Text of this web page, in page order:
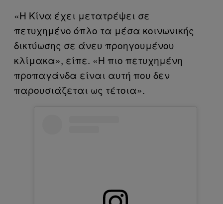
«Η Κίνα έχει μετατρέψει σε
πετυχημένο όπλο τα μέσα κοινωνικής
δικτύωσης σε άνευ προηγουμένου
κλίμακα», είπε. «Η πιο πετυχημένη
προπαγάνδα είναι αυτή που δεν
παρουσιάζεται ως τέτοια».